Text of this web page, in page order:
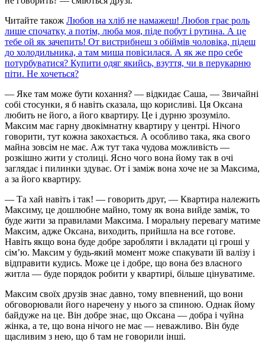
Читайте також Любов на хліб не намажеш! Любов грає роль
лише спочатку, а потім, люба моя, піде побут і рутина. А це
тебе ой як зачепить! От вистрибнеш з обіймів чоловіка, підеш
до холодильника, а там миша повісилася. А як же про себе
потурбуватися? Купити одяг якийсь, взуття, чи в перукарню
піти. Не хочеться?
— Яке там може бути кохання? — відкидає Саша, — Звичайні
собі стосунки, я б навіть сказала, що корисливі. Ця Оксана
любить не його, а його квартиру. Це і дурню зрозуміло.
Максим має гарну двокімнатну квартиру у центрі. Нічого
говорити, тут кожна закохається. А особливо така, яка свого
майна зовсім не має. Аж тут така чудова можливість —
розкішно жити у столиці. Ясно чого вона йому так в очі
заглядає і пилинки здуває. От і заміж вона хоче не за Максима,
а за його квартиру.
— Та хай навіть і так! — говорить друг, — Квартира належить
Максиму, це дошлюбне майно, тому як вона вийде заміж, то
буде жити за правилами Максима. І моральну перевагу матиме
Максим, адже Оксана, виходить, прийшла на все готове.
Навіть якщо вона буде добре заробляти і вкладати ці гроші у
сім’ю. Максим у будь-який момент може спакувати їй валізу і
відправити кудись. Може це і добре, що вона без власного
житла — буде порядок робити у квартирі, більше цінуватиме.
Максим своїх друзів знає давно, тому впевнений, що вони
обговорювали його наречену у нього за спиною. Однак йому
байдуже на це. Він добре знає, що Оксана — добра і чуйна
жінка, а те, що вона нічого не має — неважливо. Він буде
щасливим з нею, що б там не говорили інші.